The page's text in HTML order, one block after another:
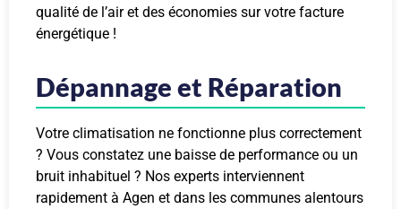
qualité de l’air et des économies sur votre facture
énergétique !
Dépannage et Réparation
Votre climatisation ne fonctionne plus correctement
? Vous constatez une baisse de performance ou un
bruit inhabituel ? Nos experts interviennent
rapidement à Agen et dans les communes alentours